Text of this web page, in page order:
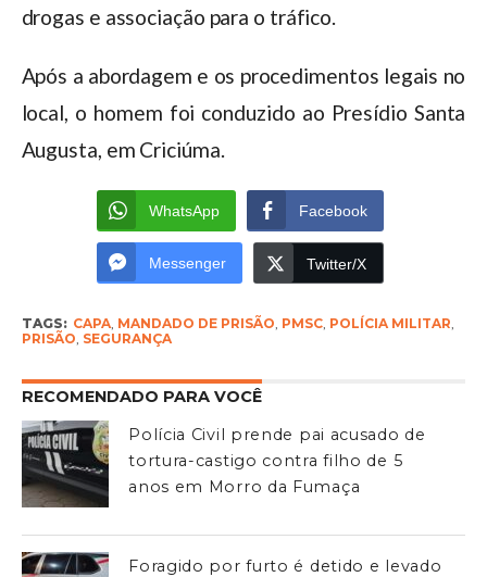
drogas e associação para o tráfico.
Após a abordagem e os procedimentos legais no
local, o homem foi conduzido ao Presídio Santa
Augusta, em Criciúma.
WhatsApp Facebook
Messenger Twitter/X
TAGS: CAPA, MANDADO DE PRISÃO PMSC, POLÍCIA MILITAR
PRISÃO SEGURANÇA
RECOMENDADO PARA VOCÊ
Polícia Civil prende pai acusado de
tortura-castigo contra filho de 5
anos em Morro da Fumaça
Foragido por furto é detido e levado